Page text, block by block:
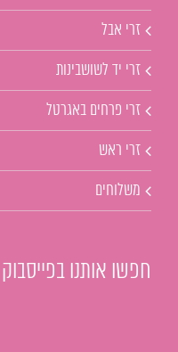
זרי אבל
זרי יד לשושבינות
זרי פרחים באגרטל
זרי ראש
משלוחים
חפשו אותנו בפייסבוק